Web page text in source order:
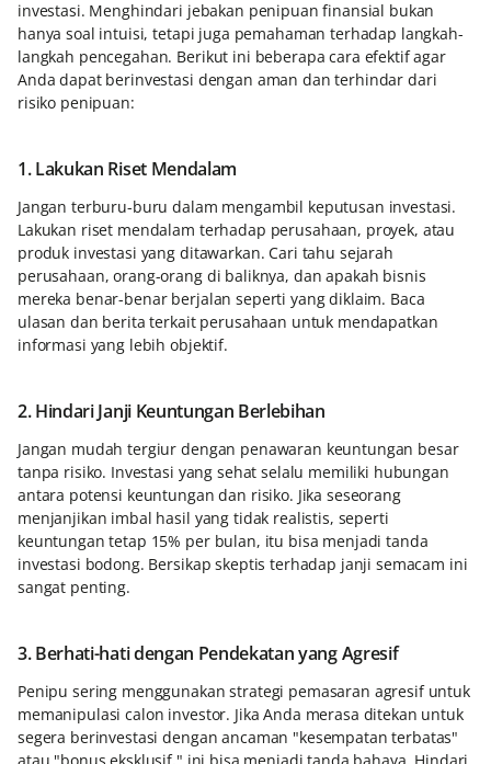
investasi. Menghindari jebakan penipuan finansial bukan
hanya soal intuisi, tetapi juga pemahaman terhadap langkah-
langkah pencegahan. Berikut ini beberapa cara efektif agar
Anda dapat berinvestasi dengan aman dan terhindar dari
risiko penipuan:
1. Lakukan Riset Mendalam
Jangan terburu-buru dalam mengambil keputusan investasi.
Lakukan riset mendalam terhadap perusahaan, proyek, atau
produk investasi yang ditawarkan. Cari tahu sejarah
perusahaan, orang-orang di baliknya, dan apakah bisnis
mereka benar-benar berjalan seperti yang diklaim. Baca
ulasan dan berita terkait perusahaan untuk mendapatkan
informasi yang lebih objektif.
2. Hindari Janji Keuntungan Berlebihan
Jangan mudah tergiur dengan penawaran keuntungan besar
tanpa risiko. Investasi yang sehat selalu memiliki hubungan
antara potensi keuntungan dan risiko. Jika seseorang
menjanjikan imbal hasil yang tidak realistis, seperti
keuntungan tetap 15% per bulan, itu bisa menjadi tanda
investasi bodong. Bersikap skeptis terhadap janji semacam ini
sangat penting.
3. Berhati-hati dengan Pendekatan yang Agresif
Penipu sering menggunakan strategi pemasaran agresif untuk
memanipulasi calon investor. Jika Anda merasa ditekan untuk
segera berinvestasi dengan ancaman "kesempatan terbatas"